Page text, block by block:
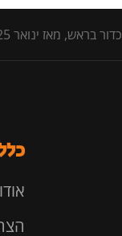
2025 אנחנו עומדים ריקים ומדממים- העירייה לא חסה עלינו"